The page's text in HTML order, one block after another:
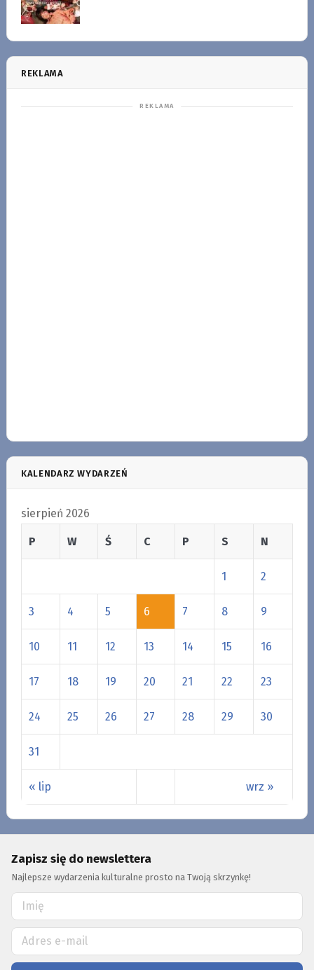
REKLAMA
KALENDARZ WYDARZEŃ
sierpień 2026
P W Ś C P S N
« lip wrz »
1 2
3 4 5 6 7 8 9
10 11 12 13 14 15 16
17 18 19 20 21 22 23
24 25 26 27 28 29 30
31
Zapisz się do newslettera
Najlepsze wydarzenia kulturalne prosto na Twoją skrzynkę!